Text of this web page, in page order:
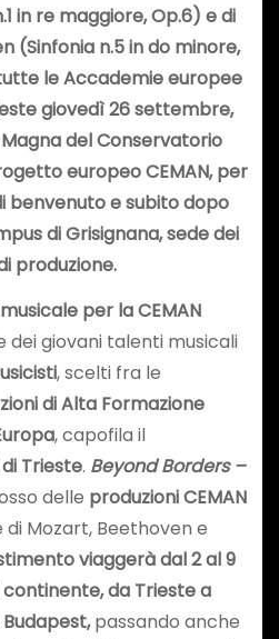
in re maggiore, Op.6) e di
(Sinfonia n.5 in do minore,
le Accademie europee
giovedì 26 settembre,
Magna del Conservatorio
europeo CEMAN,per
benvenuto e subito dopo
di Grisignana, sede dei
produzione.
per la CEMAN
dei giovani talenti musicali
, scelti fra le
di Alta Formazione
, capofila il
Trieste. Beyond Borders –
delle produzioni CEMAN
Mozart, Beethoven e
viaggerà dal 2 al 9
da Trieste a
passando anche